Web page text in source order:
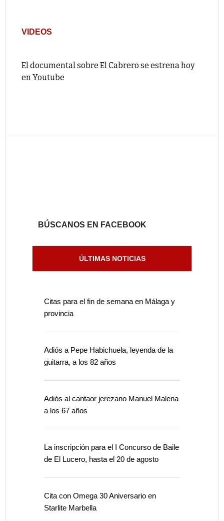
VIDEOS
El documental sobre El Cabrero se estrena hoy
en Youtube
BÚSCANOS EN FACEBOOK
ÚLTIMAS NOTICIAS
Citas para el fin de semana en Málaga y
provincia
Adiós a Pepe Habichuela, leyenda de la
guitarra, a los 82 años
Adiós al cantaor jerezano Manuel Malena
a los 67 años
La inscripción para el I Concurso de Baile
de El Lucero, hasta el 20 de agosto
Cita con Omega 30 Aniversario en
Starlite Marbella